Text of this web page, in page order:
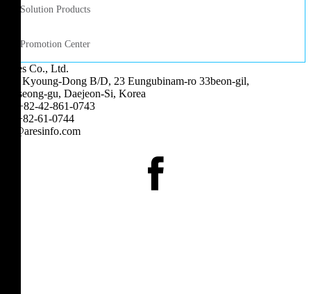
Solution Products
Promotion Center
Ares Co., Ltd.
3F, Kyoung-Dong B/D, 23 Eungubinam-ro 33beon-gil,
Yuseong-gu, Daejeon-Si, Korea
T. +82-42-861-0743
F. +82-61-0744
hi@aresinfo.com